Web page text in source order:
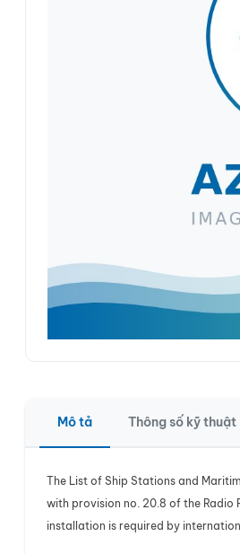
Mô tả Thông số kỹ thuật
The List of Ship Stations and
with provision no. 20.8 of the Radio
installation is required by